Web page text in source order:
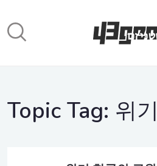
Topic Tag: 위